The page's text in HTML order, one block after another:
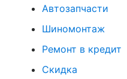
Автозапчасти
Шиномонтаж
Ремонт в кредит
Скидка